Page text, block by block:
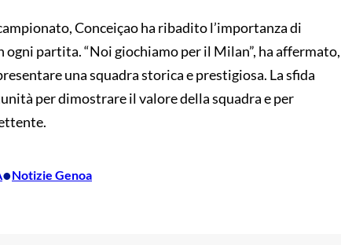
Conceiçao ha ribadito l’importanza di
partita. “Noi giochiamo per il Milan”, ha affermato,
una squadra storica e prestigiosa. La sfida
per dimostrare il valore della squadra e per
•Notizie Genoa